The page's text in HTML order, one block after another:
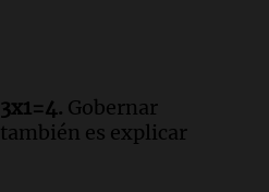
3x1=4. Gobernar
también es explicar